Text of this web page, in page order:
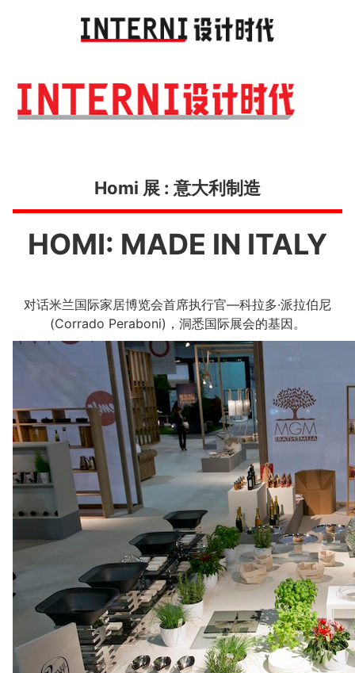
Homi 展 : 意大利制造
HOMI: MADE IN ITALY
对话米兰国际家居博览会首席执行官—科拉多·派拉伯尼
(Corrado Peraboni)，洞悉国际展会的基因。